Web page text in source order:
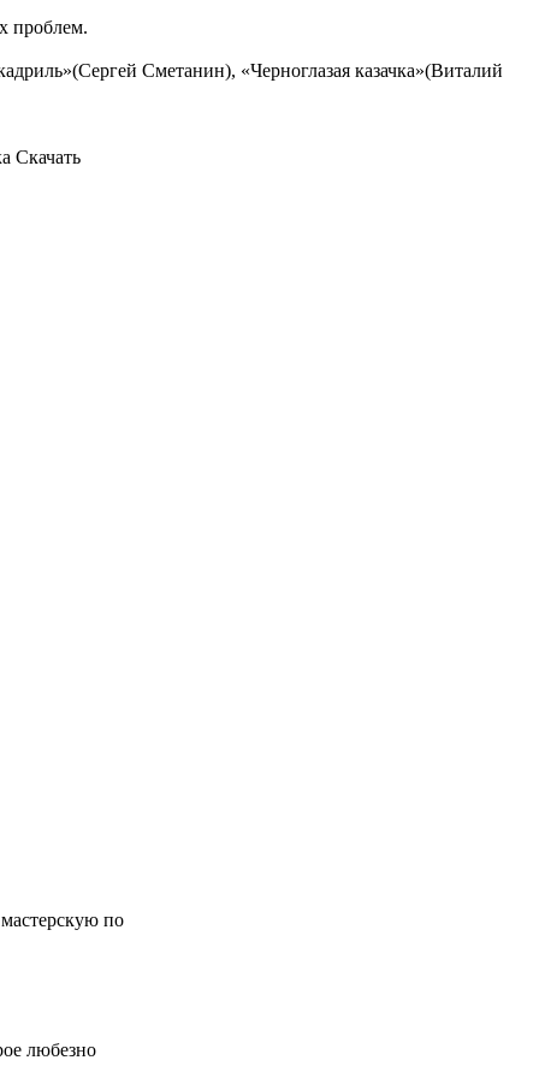
проблем.
Сметанин), «Черноглазая казачка»(Виталий
Скачать
по
любезно